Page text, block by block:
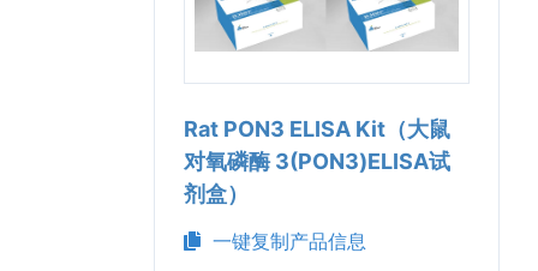
Rat PON3 ELISA Kit（大鼠
对氧磷酶 3(PON3)ELISA试
剂盒）
一键复制产品信息